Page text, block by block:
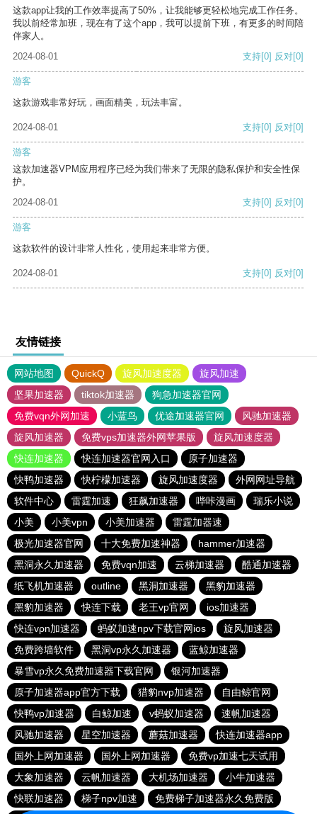
这款app让我的工作效率提高了50%，让我能够更轻松地完成工作任务。
我以前经常加班，现在有了这个app，我可以提前下班，有更多的时间陪
伴家人。
2024-08-01
支持[0] 反对[0]
游客
这款游戏非常好玩，画面精美，玩法丰富。
2024-08-01 支持[0] 反对[0]
游客
这款加速器VPM应用程序已经为我们带来了无限的隐私保护和安全性保
护。
2024-08-01
支持[0] 反对[0]
游客
这款软件的设计非常人性化，使用起来非常方便。
2024-08-01 支持[0] 反对[0]
友情链接
网站地图 QuickQ 旋风加速度器
旋风加速
坚果加速器
tiktok加速器
狗急加速器官网
免费vqn外网加速
小蓝鸟 优途加速器官网
风驰加速器
旋风加速器
免费vps加速器外网苹果版
旋风加速度器
快连加速器
快连加速器官网入口
原子加速器
快鸭加速器
快柠檬加速器 旋风加速度器
外网网址导航
软件中心
雷霆加速 狂飙加速器 哔咔漫画
瑞乐小说
小美
小美vpn 小美加速器
雷霆加器速
极光加速器官网
十大免费加速神器
hammer加速器
黑洞永久加速器
免费vqn加速 云梯加速器
酷通加速器
纸飞机加速器
outline 黑洞加速器
黑豹加速器
黑豹加速器
快连下载 老王vp官网
ios加速器
快连vρn加速器
蚂蚁加速npv下载官网ios
旋风加速器
免费跨墙软件
黑洞vp永久加速器
蓝鲸加速器
暴雪vp永久免费加速器下载官网
银河加速器
原子加速器app官方下载
猎豹nvp加速器
自由鲸官网
快鸭vp加速器
白鲸加速 v蚂蚁加速器
速帆加速器
风驰加速器
星空加速器 蘑菇加速器
快连加速器app
国外上网加速器
国外上网加速器
免费vp加速七天试用
大象加速器
云帆加速器 大机场加速器
小牛加速器
快联加速器
梯子npv加速 免费梯子加速器永久免费版